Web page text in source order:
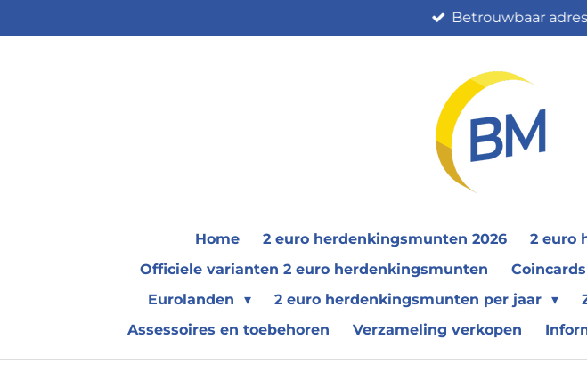
direct
Betrouwbaar
Home 2 euro herdenkingsmunten 2026 2 euro
Officiele varianten 2 euro herdenkingsmunten
Eurolanden
2 euro herdenkingsmunten per jaar
Assessoires en toebehoren
Verzameling verkopen